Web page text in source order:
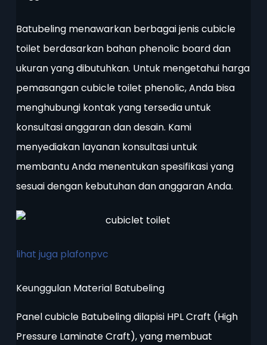
Batubeling menawarkan berbagai jenis cubicle
toilet berdasarkan bahan phenolic board dan
ukuran yang dibutuhkan. Untuk mengetahui harga
pemasangan cubicle toilet phenolic, Anda bisa
menghubungi kontak yang tersedia untuk
konsultasi anggaran dan desain. Kami
menyediakan layanan konsultasi untuk
membantu Anda menentukan spesifikasi yang
sesuai dengan kebutuhan dan anggaran Anda.
lihat juga plafonpvc
Keunggulan Material Batubeling
Panel cubicle Batubeling dilapisi HPL Craft (High
Pressure Laminate Craft), yang membuat